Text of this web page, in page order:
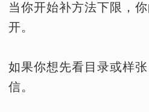
当你开始补方法下限，
开。
如果你想先看目录或样
信。